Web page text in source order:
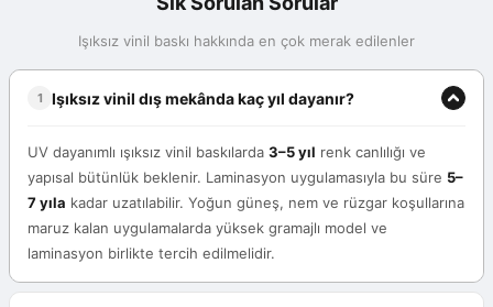
Işıksız vinil baskı hakkında en çok merak edilenler
1 Işıksız vinil dış mekânda kaç yıl dayanır?
UV dayanımlı ışıksız vinil baskılarda 3–5 yıl renk canlılığı ve
yapısal bütünlük beklenir. Laminasyon uygulamasıyla bu süre 5–
7 yıla kadar uzatılabilir. Yoğun güneş, nem ve rüzgar koşullarına
maruz kalan uygulamalarda yüksek gramajlı model ve
laminasyon birlikte tercih edilmelidir.